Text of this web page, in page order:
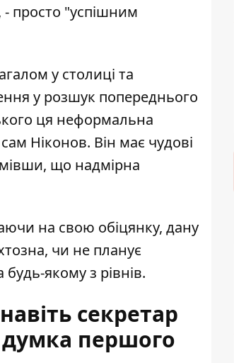
просто "успішним
у столиці та
у розшук попереднього
ця неформальна
Ніконов. Він має чудові
що надмірна
на свою обіцянку, дану
чи не планує
якому з рівнів.
секретар
першого